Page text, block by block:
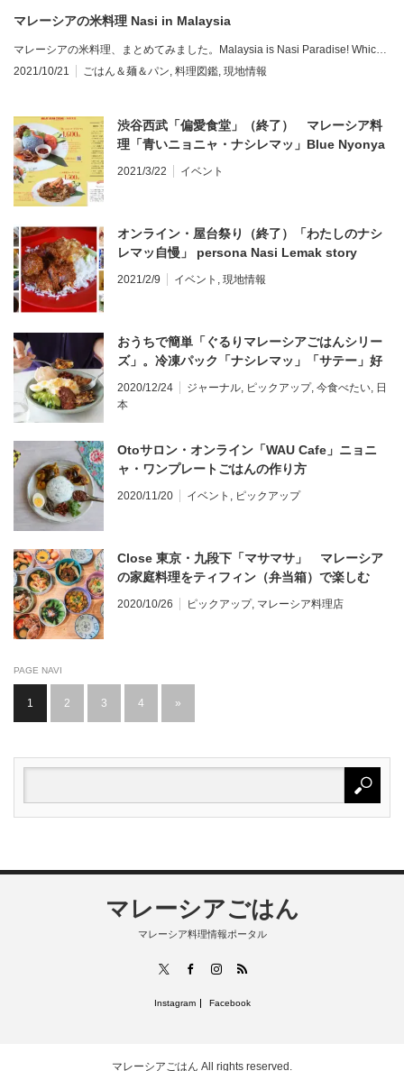
マレーシアの米料理 Nasi in Malaysia
マレーシアの米料理、まとめてみました。Malaysia is Nasi Paradise! Whic…
2021/10/21
ごはん＆麺＆パン, 料理図鑑, 現地情報
渋谷西武「偏愛食堂」（終了） マレーシア料
理「青いニョニャ・ナシレマッ」Blue Nyonya
Nasi Lemak at HENNAI SHOKUDO, Shibuya
2021/3/22 イベント
オンライン・屋台祭り（終了）「わたしのナシ
レマッ自慢」 persona Nasi Lemak story
2021/2/9 イベント , 現地情報
おうちで簡単「ぐるりマレーシアごはんシリー
ズ」。冷凍パック「ナシレマッ」「サテー」好
評販売中。
2020/12/24 ジャーナル, ピックアップ, 今食べたい, 日
本
Otoサロン・オンライン「WAU Cafe」ニョニ
ャ・ワンプレートごはんの作り方
2020/11/20 イベント , ピックアップ
Close 東京・九段下「マサマサ」 マレーシア
の家庭料理をティフィン（弁当箱）で楽しむ
2020/10/26 ピックアップ, マレーシア料理店
PAGE NAVI
1 2 3 4 »
マレーシアごはん
マレーシア料理情報ポータル
FacebookInstagram
RSS
Instagram Facebook
マレーシアごはん All rights reserved.